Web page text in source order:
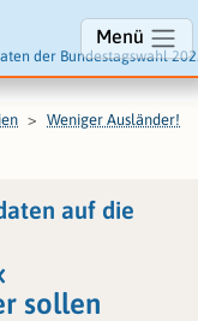
der Bundestagswahl
Menü
Weniger Ausländer!
auf die
sollen